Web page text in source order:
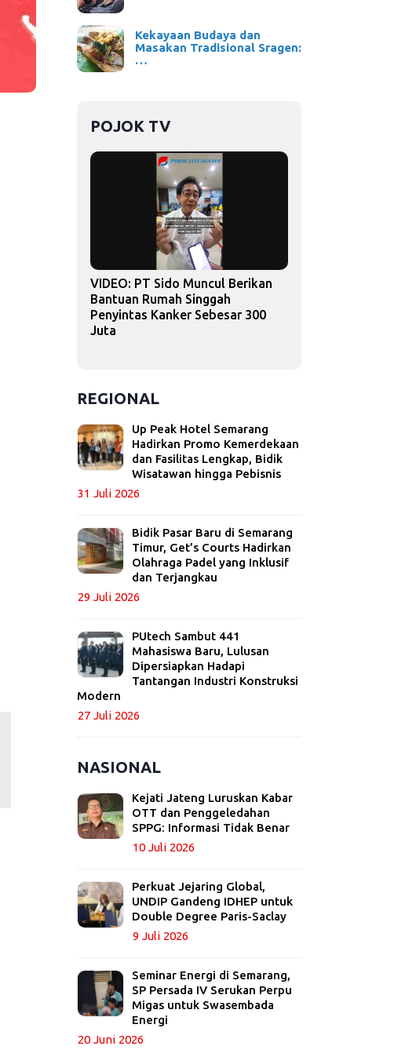
Kekayaan Budaya dan
Masakan Tradisional Sragen:
…
POJOK TV
VIDEO: PT Sido Muncul Berikan
Bantuan Rumah Singgah
Penyintas Kanker Sebesar 300
Juta
REGIONAL
Up Peak Hotel Semarang
Hadirkan Promo Kemerdekaan
dan Fasilitas Lengkap, Bidik
Wisatawan hingga Pebisnis
31 Juli 2026
Bidik Pasar Baru di Semarang
Timur, Get’s Courts Hadirkan
Olahraga Padel yang Inklusif
dan Terjangkau
29 Juli 2026
PUtech Sambut 441
Mahasiswa Baru, Lulusan
Dipersiapkan Hadapi
Tantangan Industri Konstruksi
Modern
27 Juli 2026
NASIONAL
Kejati Jateng Luruskan Kabar
OTT dan Penggeledahan
SPPG: Informasi Tidak Benar
10 Juli 2026
Perkuat Jejaring Global,
UNDIP Gandeng IDHEP untuk
Double Degree Paris-Saclay
9 Juli 2026
Seminar Energi di Semarang,
SP Persada IV Serukan Perpu
Migas untuk Swasembada
Energi
20 Juni 2026